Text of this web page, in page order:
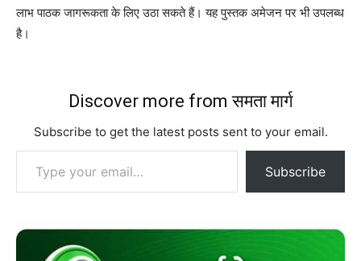
लाभ पाठक जागरूकता के लिए उठा सकते हैं। यह पुस्तक अमेजन पर भी उपलब्ध
है।
Discover more from समता मार्ग
Subscribe to get the latest posts sent to your email.
Type your email…
Subscribe